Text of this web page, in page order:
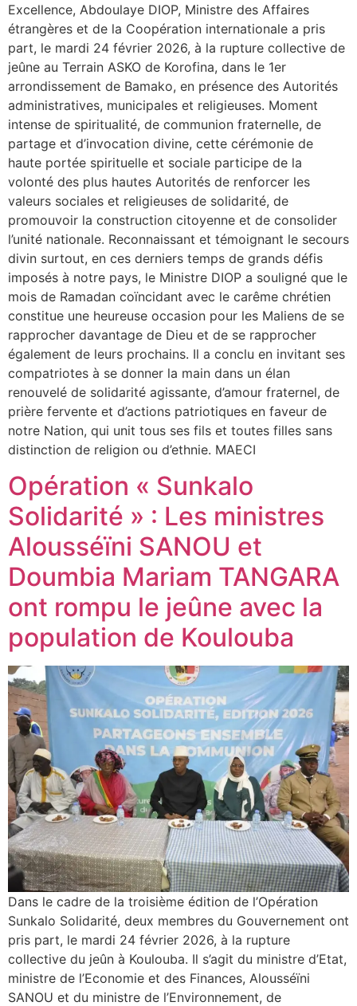
Excellence, Abdoulaye DIOP, Ministre des Affaires
étrangères et de la Coopération internationale a pris
part, le mardi 24 février 2026, à la rupture collective de
jeûne au Terrain ASKO de Korofina, dans le 1er
arrondissement de Bamako, en présence des Autorités
administratives, municipales et religieuses. Moment
intense de spiritualité, de communion fraternelle, de
partage et d’invocation divine, cette cérémonie de
haute portée spirituelle et sociale participe de la
volonté des plus hautes Autorités de renforcer les
valeurs sociales et religieuses de solidarité, de
promouvoir la construction citoyenne et de consolider
l’unité nationale. Reconnaissant et témoignant le secours
divin surtout, en ces derniers temps de grands défis
imposés à notre pays, le Ministre DIOP a souligné que le
mois de Ramadan coïncidant avec le carême chrétien
constitue une heureuse occasion pour les Maliens de se
rapprocher davantage de Dieu et de se rapprocher
également de leurs prochains. Il a conclu en invitant ses
compatriotes à se donner la main dans un élan
renouvelé de solidarité agissante, d’amour fraternel, de
prière fervente et d’actions patriotiques en faveur de
notre Nation, qui unit tous ses fils et toutes filles sans
distinction de religion ou d’ethnie. MAECI
Opération « Sunkalo
Solidarité » : Les ministres
Alousséïni SANOU et
Doumbia Mariam TANGARA
ont rompu le jeûne avec la
population de Koulouba
Dans le cadre de la troisième édition de l’Opération
Sunkalo Solidarité, deux membres du Gouvernement ont
pris part, le mardi 24 février 2026, à la rupture
collective du jeûn à Koulouba. Il s’agit du ministre d’Etat,
ministre de l’Economie et des Finances, Alousséïni
SANOU et du ministre de l’Environnement, de